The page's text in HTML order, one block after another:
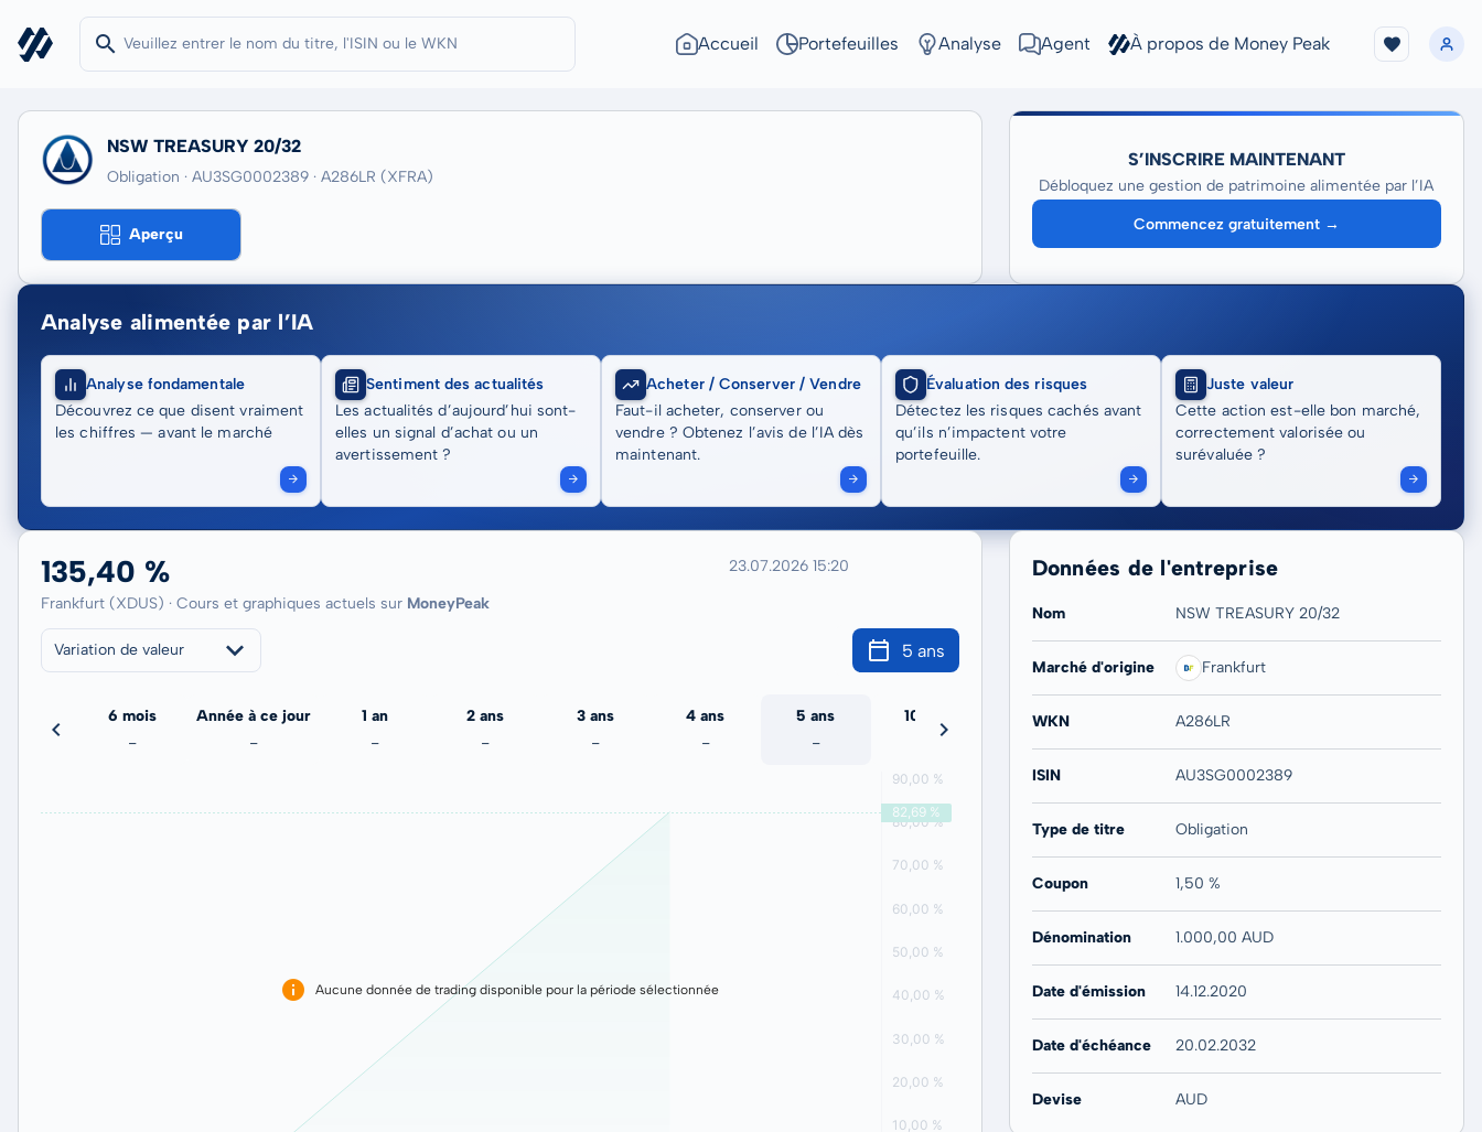
Accueil Portefeuilles Analyse Agent À propos de Money Peak
NSW TREASURY 20/32
Obligation · AU3SG0002389 · A286LR (XFRA)
Aperçu
S’INSCRIRE MAINTENANT
Débloquez une gestion de patrimoine alimentée par l’IA
Commencez gratuitement →
Analyse alimentée par l’IA
Analyse fondamentale
Découvrez ce que disent vraiment
les chiffres — avant le marché
Sentiment des actualités
Les actualités d’aujourd’hui sont-
elles un signal d’achat ou un
avertissement ?
Acheter / Conserver / Vendre
Faut-il acheter, conserver ou
vendre ? Obtenez l’avis de l’IA dès
maintenant.
Évaluation des risques
Détectez les risques cachés avant
qu’ils n’impactent votre
portefeuille.
Juste valeur
Cette action est-elle bon marché,
correctement valorisée ou
surévaluée ?
135,40 %
Frankfurt (XDUS) · Cours et graphiques actuels sur MoneyPeak
23.07.2026 15:20
Variation de valeur 5 ans
6 mois
-
Année à ce jour
-
1 an
-
2 ans
-
3 ans
-
4 ans
-
5 ans
-
10 ans 20 ans
Aucune donnée de trading disponible pour la période sélectionnée
Données de l'entreprise
Nom NSW TREASURY 20/32
Marché d'origine Frankfurt
WKN A286LR
ISIN AU3SG0002389
Type de titre Obligation
Coupon 1,50 %
Dénomination 1.000,00 AUD
Date d'émission 14.12.2020
Date d'échéance 20.02.2032
Devise AUD